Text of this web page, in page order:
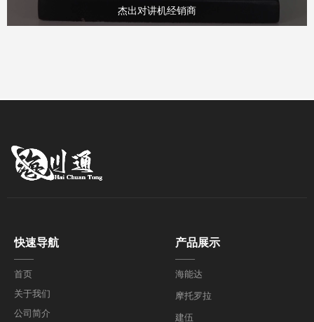
杰出对讲机经销商
快速导航
——
首页
关于我们
公司简介
海能达
摩托罗拉
建伍
产品展示
——